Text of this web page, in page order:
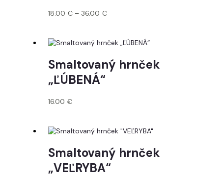
18.00 € – 36.00 €
Smaltovaný hrnček
„ĽÚBENÁ“
16.00 €
Smaltovaný hrnček
„VEĽRYBA“